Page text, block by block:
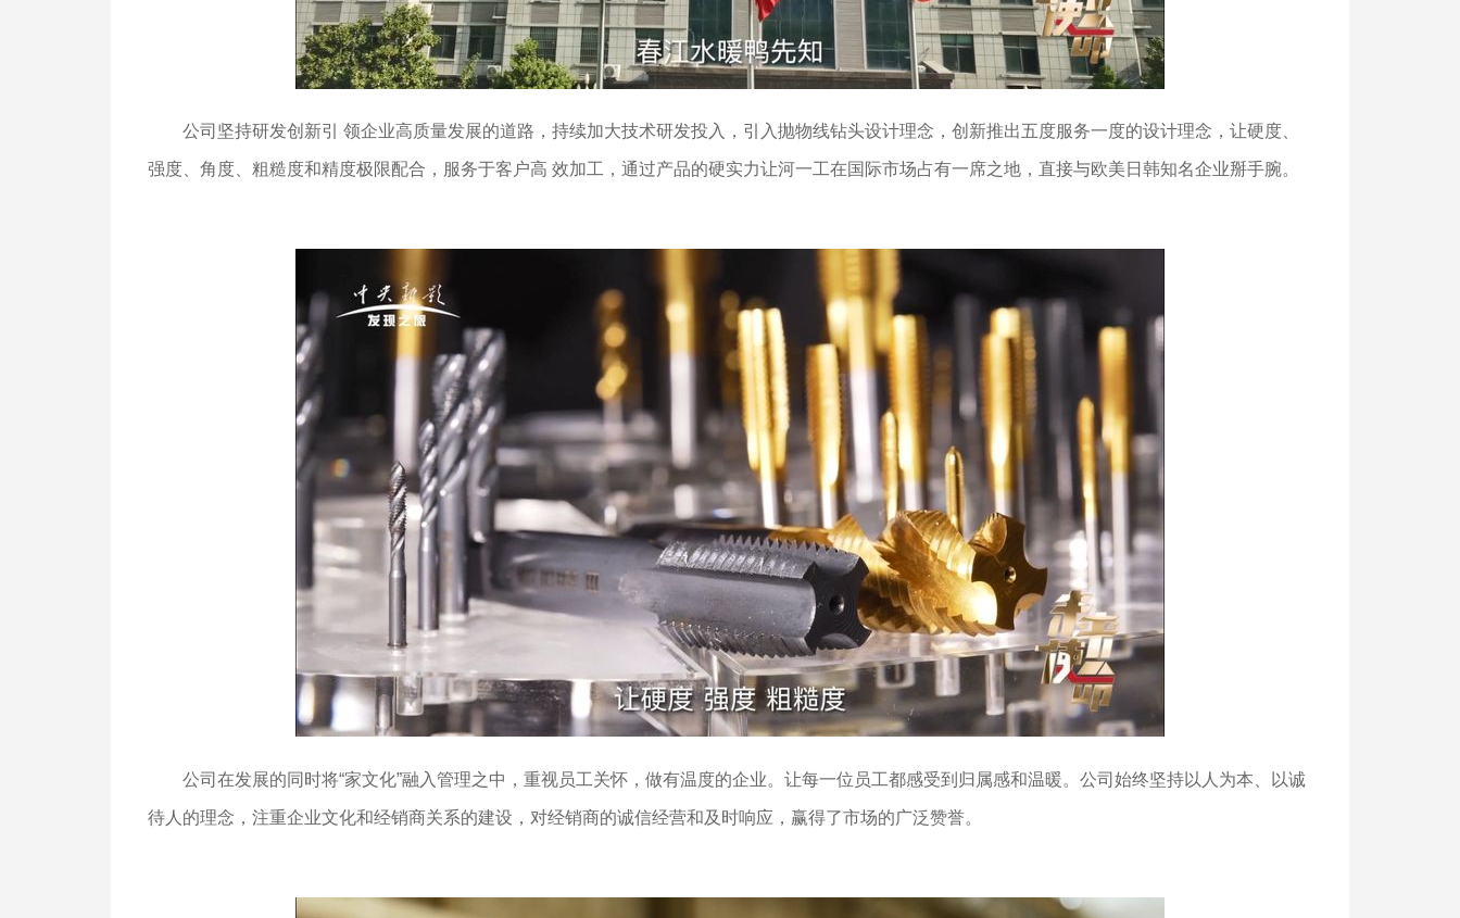
公司坚持研发创新引 领企业高质量发展的道路，持续加大技术研发投入，引入抛物线钻头设计理念，创新推出五度服务一度的设计理念，让硬度、
强度、角度、粗糙度和精度极限配合，服务于客户高 效加工，通过产品的硬实力让河一工在国际市场占有一席之地，直接与欧美日韩知名企业掰手腕。
公司在发展的同时将“家文化”融入管理之中，重视员工关怀，做有温度的企业。让每一位员工都感受到归属感和温暖。公司始终坚持以人为本、以诚
待人的理念，注重企业文化和经销商关系的建设，对经销商的诚信经营和及时响应，赢得了市场的广泛赞誉。